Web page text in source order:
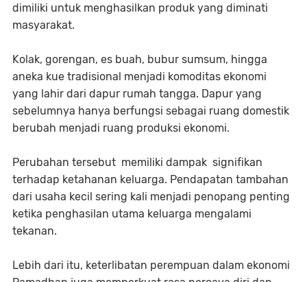
dimiliki untuk menghasilkan produk yang diminati
masyarakat.
Kolak, gorengan, es buah, bubur sumsum, hingga
aneka kue tradisional menjadi komoditas ekonomi
yang lahir dari dapur rumah tangga. Dapur yang
sebelumnya hanya berfungsi sebagai ruang domestik
berubah menjadi ruang produksi ekonomi.
Perubahan tersebut memiliki dampak signifikan
terhadap ketahanan keluarga. Pendapatan tambahan
dari usaha kecil sering kali menjadi penopang penting
ketika penghasilan utama keluarga mengalami
tekanan.
Lebih dari itu, keterlibatan perempuan dalam ekonomi